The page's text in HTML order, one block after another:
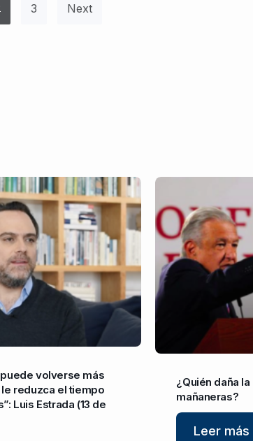
3 Next
volverse más
reduzca el tiempo
Luis Estrada (13 de
¿Quién daña
mañaneras?
Leer más